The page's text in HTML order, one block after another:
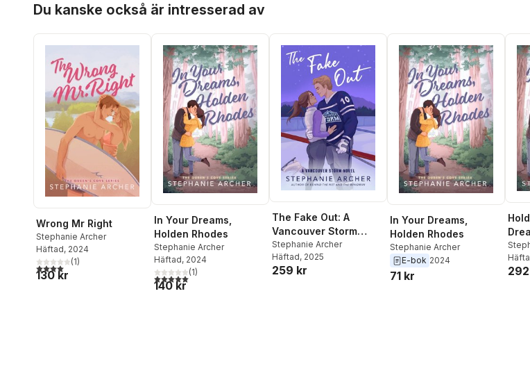
Du kanske också är intresserad av
Wrong Mr Right
Stephanie Archer
Häftad, 2024
4,0utav 5 stjärnor. Totalt antal röster:
(1)
130 kr
In Your Dreams,
Holden Rhodes
Stephanie Archer
Häftad, 2024
5,0utav 5 stjärnor. Totalt antal röster:
(1)
140 kr
The Fake Out: A
Vancouver Storm
Novel
Stephanie Archer
Häftad, 2025
259 kr
In Your Dreams,
Holden Rhodes
Stephanie Archer
E-bok 2024
71 kr